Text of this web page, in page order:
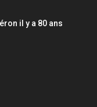
il y a 80 ans